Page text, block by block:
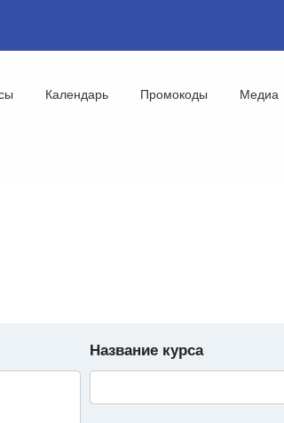
Календарь Промокоды Медиа
Название курса